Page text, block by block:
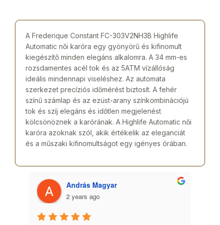
A Frederique Constant FC-303V2NH3B Highlife
Automatic női karóra egy gyönyörű és kifinomult
kiegészítő minden elegáns alkalomra. A 34 mm-es
rozsdamentes acél tok és az 5ATM vízállóság
ideális mindennapi viseléshez. Az automata
szerkezet precíziós időmérést biztosít. A fehér
színű számlap és az ezüst-arany színkombinációjú
tok és szíj elegáns és időtlen megjelenést
kölcsönöznek a karórának. A Highlife Automatic női
karóra azoknak szól, akik értékelik az eleganciát
és a műszaki kifinomultságot egy igényes órában.
András Magyar
2 years ago